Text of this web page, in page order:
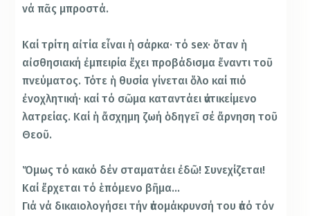
νά πᾶς μπροστά.
Καί τρίτη αἰτία εἶναι ἡ σάρκα· τό sex· ὅταν ἡ
αἰσθησιακή ἐμπειρία ἔχει προβάδισμα ἔναντι τοῦ
πνεύματος. Τότε ἡ θυσία γίνεται ὅλο καί πιό
ἐνοχλητική· καί τό σῶμα καταντάει ἀντικείμενο
λατρείας. Καί ἡ ἄσχημη ζωή ὁδηγεῖ σέ ἄρνηση τοῦ
Θεοῦ.
Ὅμως τό κακό δέν σταματάει ἐδῶ! Συνεχίζεται!
Καί ἔρχεται τό ἑπόμενο βῆμα…
Γιά νά δικαιολογήσει τήν ἀπομάκρυνσή του ἀπό τόν